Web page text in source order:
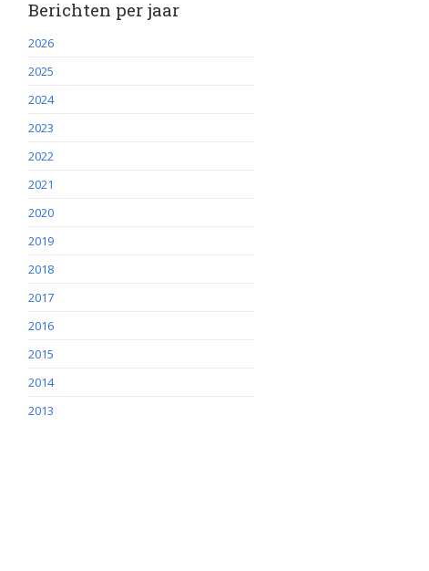
Berichten per jaar
2026
2025
2024
2023
2022
2021
2020
2019
2018
2017
2016
2015
2014
2013